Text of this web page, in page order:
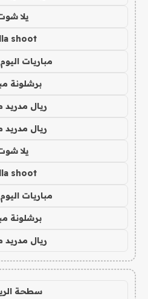
يلا
shoot
مباريات
برشلونة
ريال مدريد
ريال مدريد
يلا
shoot
مباريات
برشلونة
ريال مدريد
سطحة